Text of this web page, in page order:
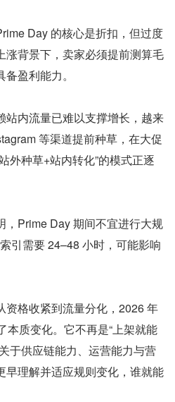
Day 的核心是折扣，但过度
涨背景下，卖家必须提前测算毛
盈利能力。
站内流量已难以支撑增长，越来
等渠道提前种草，在大促
外种草+站内转化”的模式正逐
，Prime Day 期间不宜进行大规
引需要 24–48 小时，可能影响
资格收紧到流量分化，2026 年
本质变化。它不再是“上架就能
于供应链能力、运营能力与营
早理解并适应规则变化，谁就能